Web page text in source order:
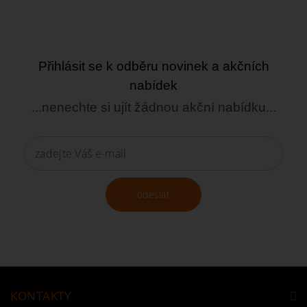
Přihlásit se k odběru novinek a akčních
nabídek
...nenechte si ujít žádnou akční nabídku...
odeslat
KONTAKTY